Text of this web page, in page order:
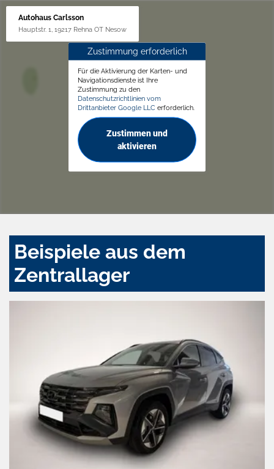
Autohaus Carlsson
Hauptstr. 1, 19217 Rehna OT Nesow
Zustimmung erforderlich
Für die Aktivierung der Karten- und
Navigationsdienste ist Ihre
Zustimmung zu den
Datenschutzrichtlinien vom
Drittanbieter Google LLC erforderlich.
Zustimmen und
aktivieren
Beispiele aus dem
Zentrallager